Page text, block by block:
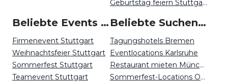
Geburtstag feiern Stuttgart
Beliebte Events in Stuttgart
Firmenevent Stuttgart
Weihnachtsfeier Stuttgart
Sommerfest Stuttgart
Teamevent Stuttgart
Beliebte Suchen auf Event Inc
Tagungshotels Bremen
Eventlocations Karlsruhe
Restaurant mieten München
Sommerfest-Locations Osnabrück